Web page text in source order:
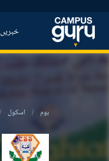
خبریں
ہوم اسکول